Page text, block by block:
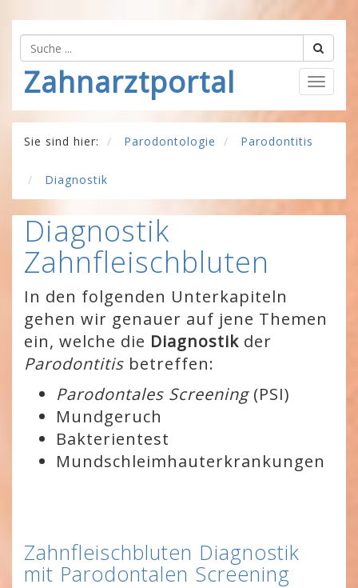
Zahnarztportal
Sie sind hier: Parodontologie Parodontitis
Diagnostik
Diagnostik
Zahnfleischbluten
In den folgenden Unterkapiteln
gehen wir genauer auf jene Themen
ein, welche die Diagnostik der
Parodontitis betreffen:
Parodontales Screening(PSI)
Mundgeruch
Bakterientest
Mundschleimhauterkrankungen
Zahnfleischbluten Diagnostik
mit Parodontalen Screening